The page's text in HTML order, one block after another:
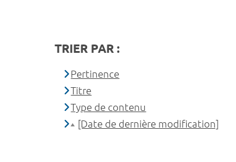
TRIER PAR :
Pertinence
Titre
Type de contenu
[Date de dernière modification]